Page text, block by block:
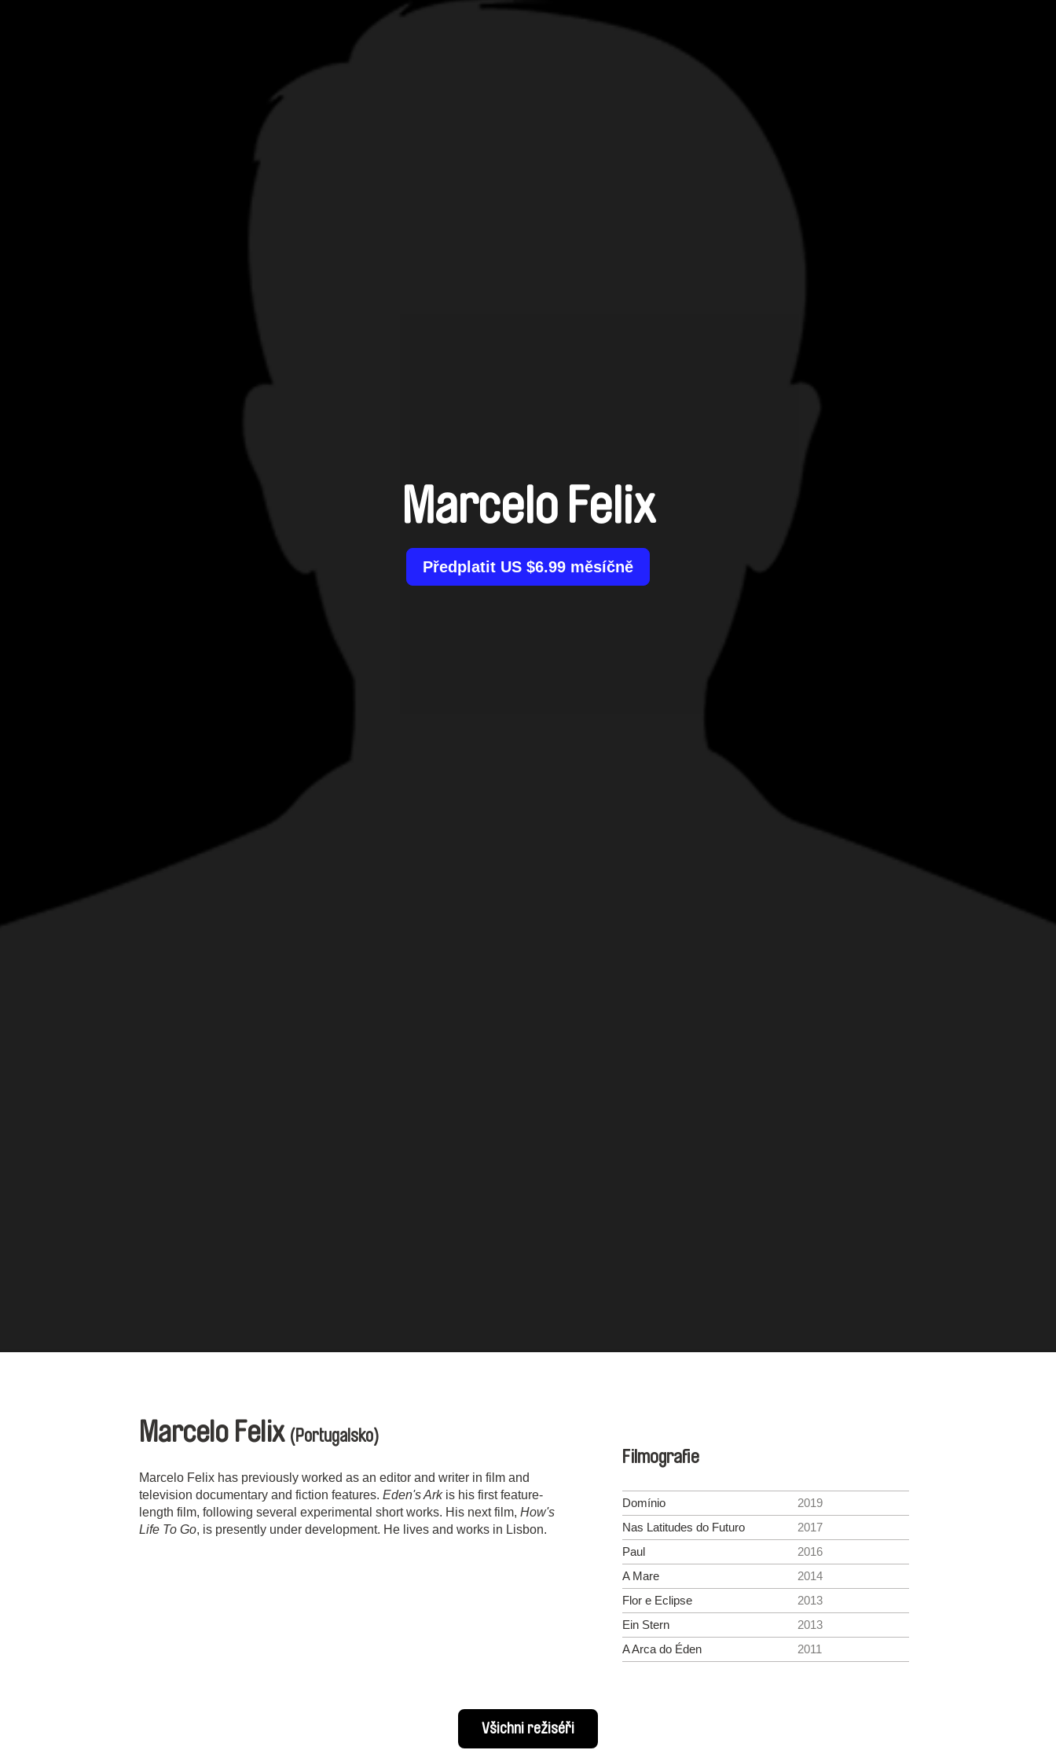
Marcelo Felix
Předplatit US $6.99 měsíčně
Marcelo Felix (Portugalsko)
Marcelo Felix has previously worked as an editor and writer in film and
television documentary and fiction features. Eden's Arkis his first feature-
length film, following several experimental short works. His next film, How's
Life To Go, is presently under development. He lives and works in Lisbon.
Filmografie
Domínio
2019
Nas Latitudes do Futuro
2017
Paul
2016
A Mare
2014
Flor e Eclipse
2013
Ein Stern
2013
A Arca do Éden
2011
Všichni režiséři